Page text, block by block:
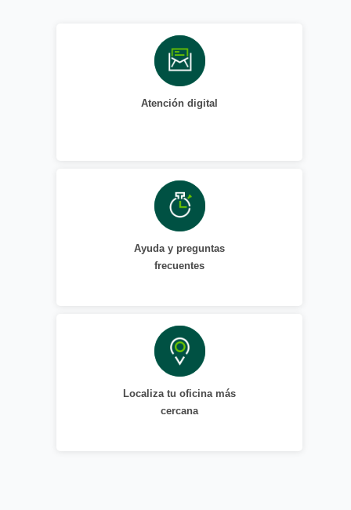
Atención digital
Ayuda y preguntas
frecuentes
Localiza tu oficina más
cercana